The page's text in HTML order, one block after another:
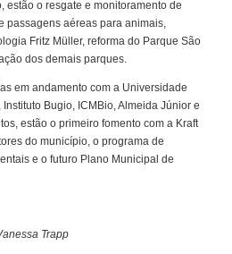
estão o resgate e monitoramento de
passagens aéreas para animais,
Fritz Müller, reforma do Parque São
dos demais parques.
em andamento com a Universidade
Bugio, ICMBio, Almeida Júnior e
estão o primeiro fomento com a Kraft
do município, o programa de
e o futuro Plano Municipal de
Trapp